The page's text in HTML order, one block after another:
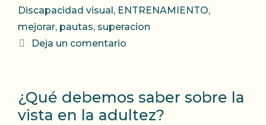
Discapacidad visual , ENTRENAMIENTO,
mejorar, pautas, superacion
Deja un comentario
¿Qué debemos saber sobre la
vista en la adultez?